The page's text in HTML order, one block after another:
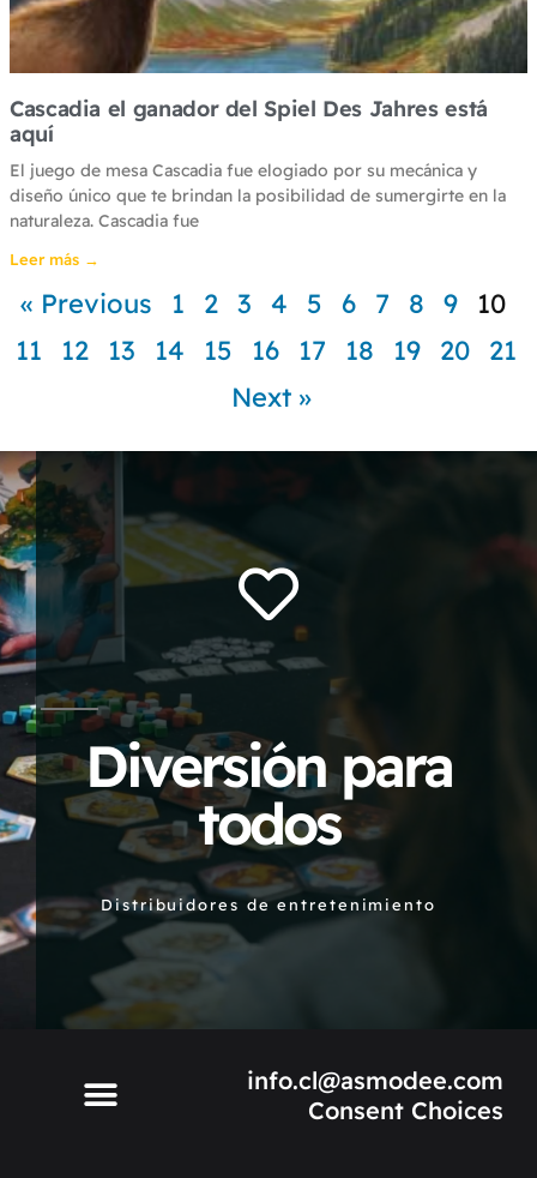
Cascadia el ganador del Spiel Des Jahres está
aquí
El juego de mesa Cascadia fue elogiado por su mecánica y
diseño único que te brindan la posibilidad de sumergirte en la
naturaleza. Cascadia fue
Leer más →
« Previous 1 2 3 4 5 6 7 8 9
10
11
12 13 14 15 16 17 18 19 20
21
Next »
Diversión para
todos
Distribuidores de entretenimiento
info.cl@asmodee.com
Consent Choices